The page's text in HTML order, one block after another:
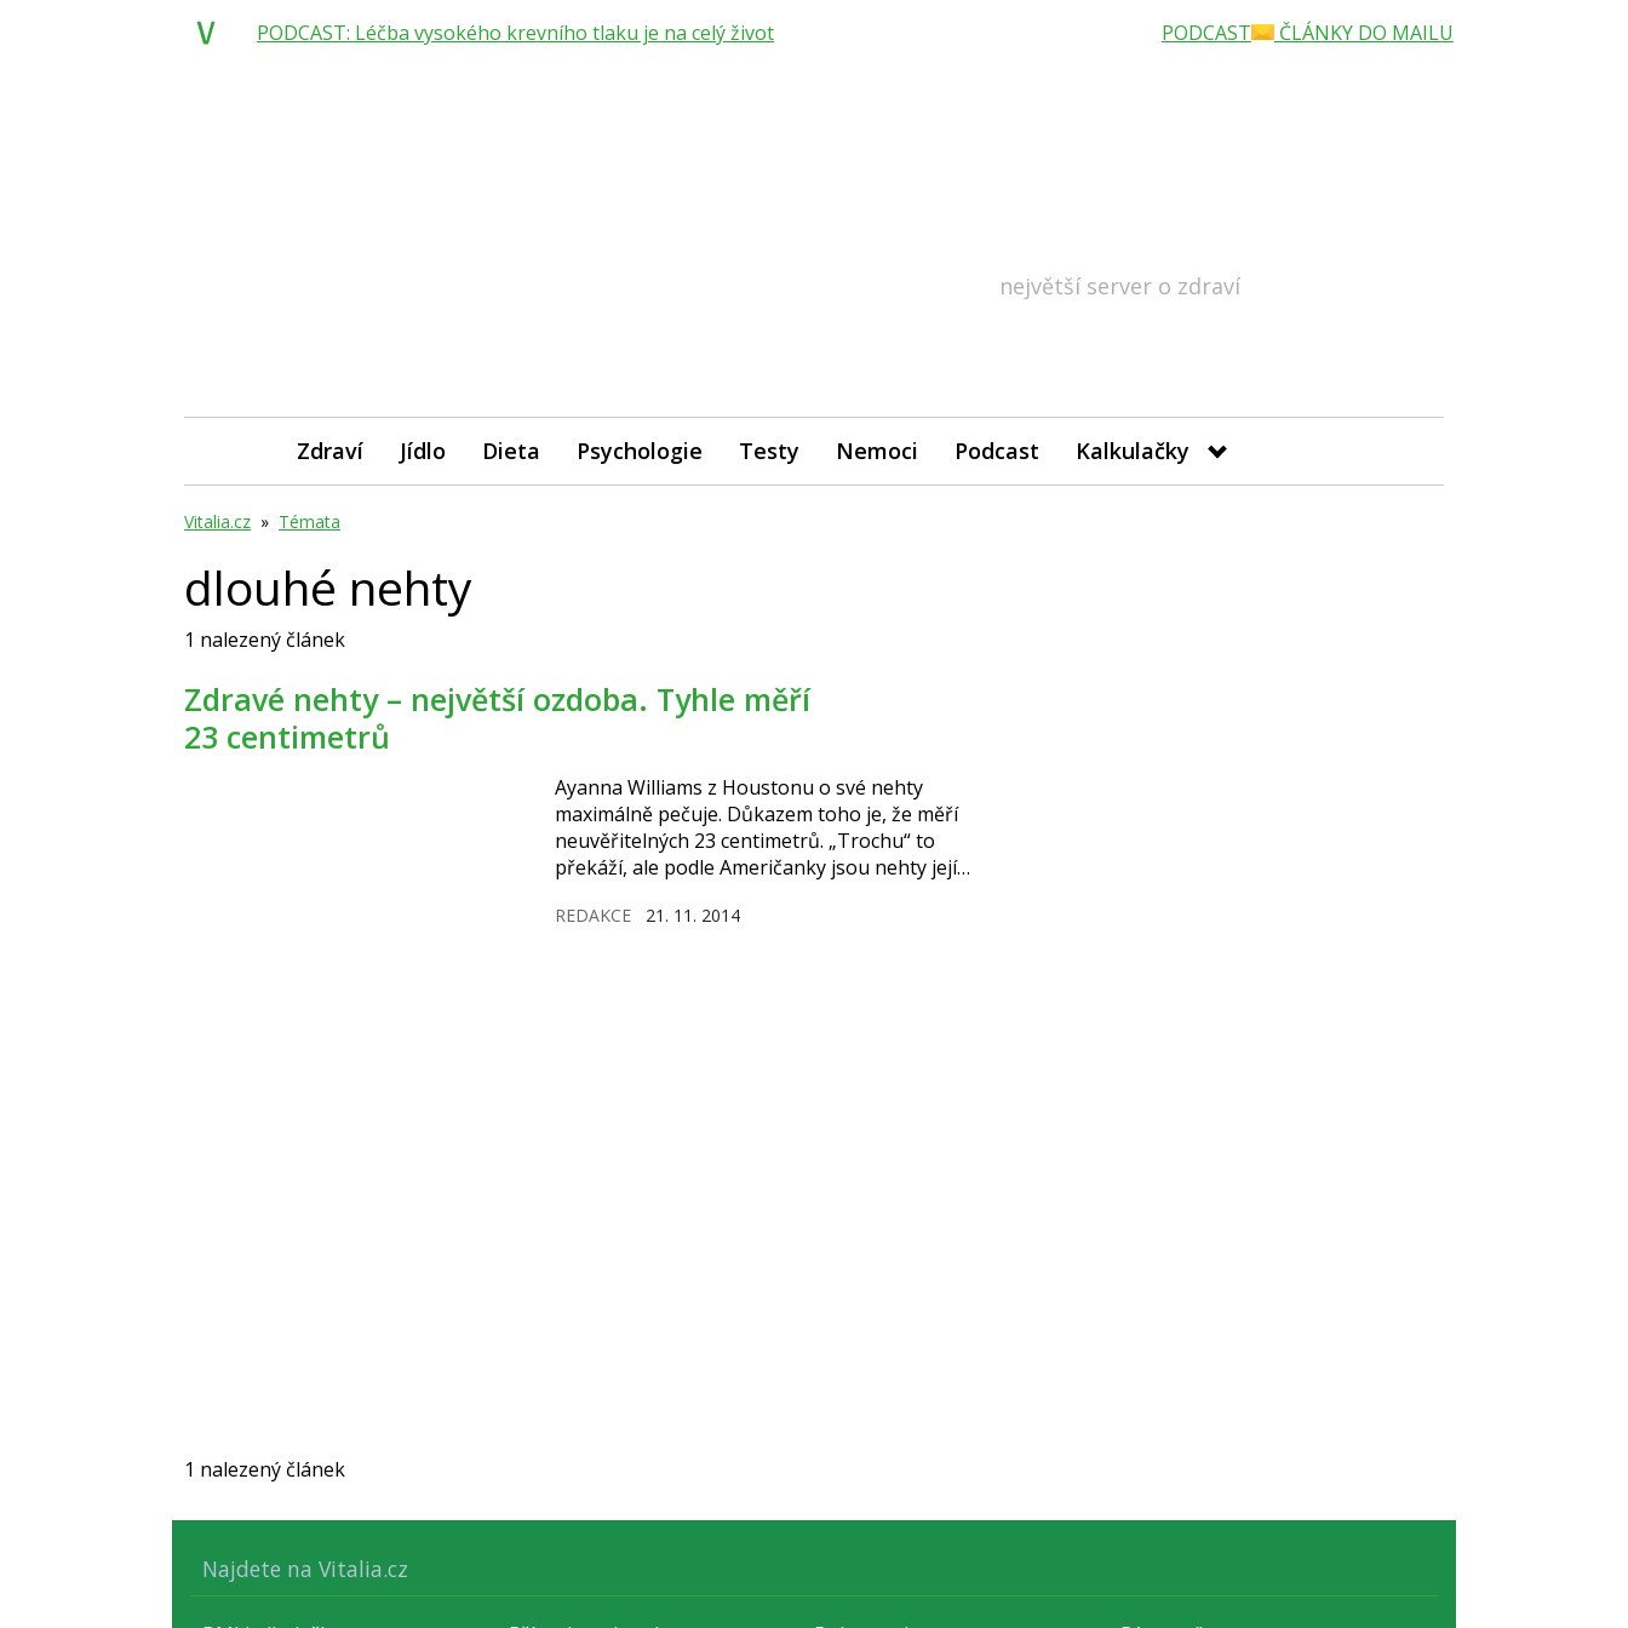
největší server o zdraví
Zdraví Jídlo Dieta Psychologie Testy Nemoci Podcast Kalkulačky
Vitalia.cz » Témata
dlouhé nehty
1 nalezený článek
Zdravé nehty – největší ozdoba. Tyhle měří
23 centimetrů
Ayanna Williams z Houstonu o své nehty
maximálně pečuje. Důkazem toho je, že měří
neuvěřitelných 23 centimetrů. „Trochu“ to
překáží, ale podle Američanky jsou nehty její
REDAKCE 21. 11. 2014
1 nalezený článek
Najdete na Vitalia.cz
PODCAST: Léčba vysokého krevního tlaku je na celý život PODCAST ČLÁNKY DO MAILU